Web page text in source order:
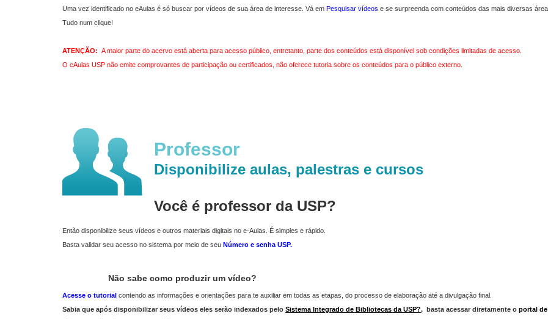
Uma vez identificado no eAulas é só buscar por vídeos de sua área de interesse. Vá em Pesquisar vídeos e se surpreenda com conteúdos das mais diversas
Tudo num clique!
ATENÇÃO: A maior parte do acervo está aberta para acesso público, entretanto, parte dos conteúdos está disponível sob condições limitadas de acesso.
O eAulas USP não emite comprovantes de participação ou certificados, não oferece tutoria sobre os conteúdos para o público externo.
Professor
Disponibilize aulas, palestras e cursos
Você é professor da USP?
Então disponibilize seus vídeos e outros materiais digitais no e-Aulas. É simples e rápido.
Basta validar seu acesso no sistema por meio de seu Número e senha USP.
Não sabe como produzir um vídeo?
Acesse o tutorial contendo as informações e orientações para te auxiliar em todas as etapas, do processo de elaboração até a divulgação final.
Sabia que após disponibilizar seus vídeos eles serão indexados pelo Sistema Integrado de Bibliotecas da USP?, basta acessar diretamente o portal de